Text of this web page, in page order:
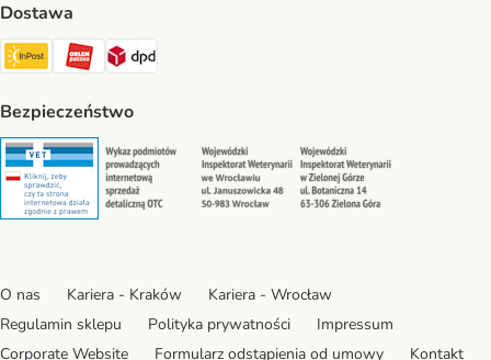
Dostawa
Paczkomat® Shipping Method
ORLEN Paczka Shipping Method
DPD Shipping Method
Bezpieczeństwo
Security Security Security
O nas Kariera - Kraków
Kariera - Wrocław
Regulamin sklepu
Polityka prywatności
Impressum
Corporate Website
Formularz odstąpienia od umowy Kontakt